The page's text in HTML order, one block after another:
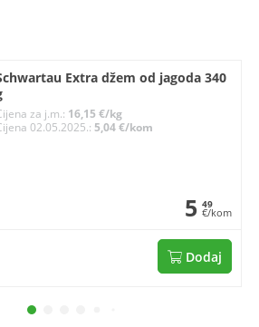
Extra džem od jagoda 340
za j.m.: 16,15 €/kg
02.05.2025.:5,04 €/kom
5 49
€/kom
Dodaj